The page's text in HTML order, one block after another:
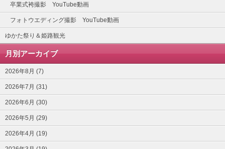
卒業式袴撮影 YouTube動画
フォトウエディング撮影 YouTube動画
ゆかた祭り＆姫路観光
月別アーカイブ
2026年8月 (7)
2026年7月 (31)
2026年6月 (30)
2026年5月 (29)
2026年4月 (19)